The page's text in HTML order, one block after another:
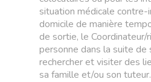
situation médicale contre-
domicile de manière
de sortie, le Coordinateur/
personne dans la suite de
rechercher et visiter des
sa famille et/ou son tuteur.